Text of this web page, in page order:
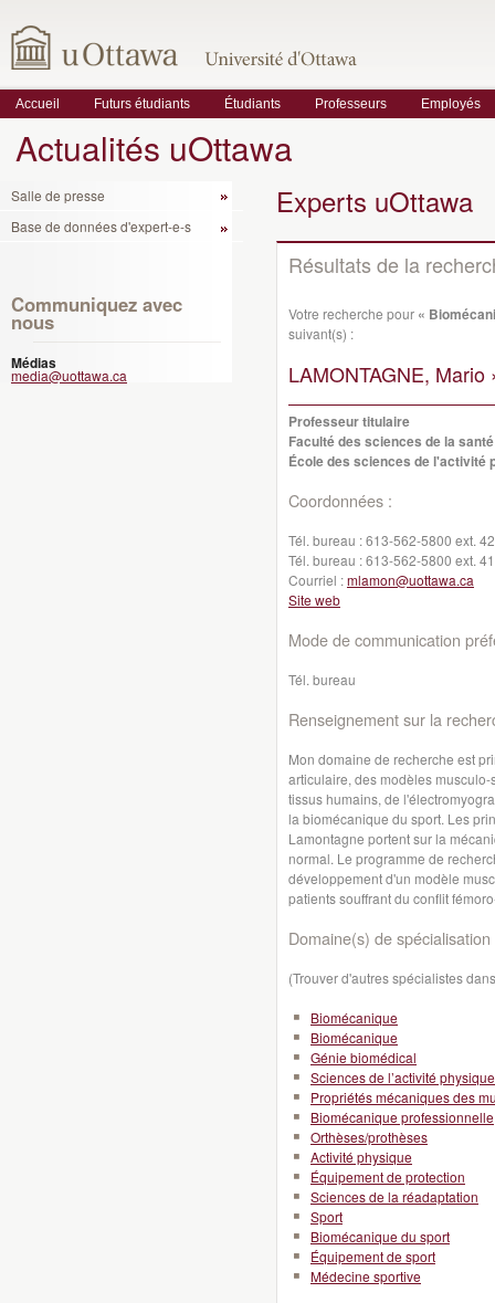
Accueil Futurs étudiants Étudiants Professeurs Employés
Actualités uOttawa
Salle de presse
Base de données d'expert-e-s
Communiquez avec
nous
Médias
media@uottawa.ca
Experts uOttawa
Résultats de la
Votre recherche pour «
suivant(s) :
LAMONTAGNE, Mario
Professeur titulaire
Faculté des sciences de la santé
École des sciences de l'activité
Coordonnées :
Tél. bureau :613-562-5800 ext.
Tél. bureau :613-562-5800 ext.
Courriel :mlamon@uottawa.ca
Site web
Mode de communication
Tél. bureau
Renseignement sur la
Mon domaine de recherche est
articulaire, des modèles
tissus humains, de
la biomécanique du sport. Les
Lamontagne portent sur la
normal. Le programme de
développement d'un modèle
patients souffrant du conflit
Domaine(s) de spécialisation
(Trouver d'autres spécialistes
Biomécanique
Biomécanique
Génie biomédical
Sciences de l’activité physique
Propriétés mécaniques des
Biomécanique professionnelle
Orthèses/prothèses
Activité physique
Équipement de protection
Sciences de la réadaptation
Sport
Biomécanique du sport
Équipement de sport
Médecine sportive